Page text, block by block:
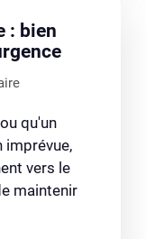
: bien
qu'un
imprévue,
vers le
maintenir